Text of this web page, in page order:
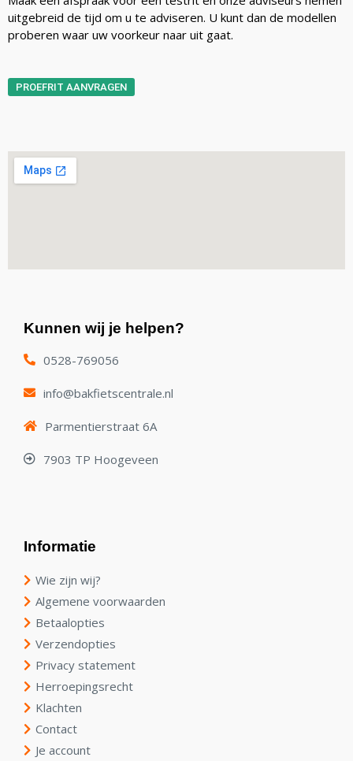
uitgebreid de tijd om u te adviseren. U kunt dan de modellen
proberen waar uw voorkeur naar uit gaat.
PROEFRIT AANVRAGEN
Kunnen wij je helpen?
0528-769056
info@bakfietscentrale.nl
Parmentierstraat 6A
7903 TP Hoogeveen
Informatie
Wie zijn wij?
Algemene voorwaarden
Betaalopties
Verzendopties
Privacy statement
Herroepingsrecht
Klachten
Contact
Je account